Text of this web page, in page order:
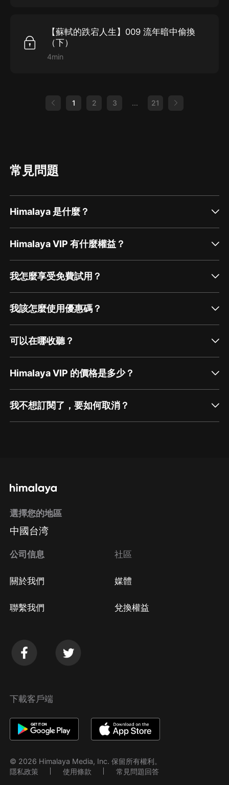
【蘇軾的跌宕人生】009 流年暗中偷換
（下）
4min
1 2 3 ... 21
常見問題
Himalaya 是什麼？
Himalaya VIP 有什麼權益？
我怎麼享受免費試用？
我該怎麼使用優惠碼？
可以在哪收聽？
Himalaya VIP 的價格是多少？
我不想訂閱了，要如何取消？
方法 Google Play取消訂閱方法
選擇您的地區
中國台湾
公司信息
關於我們
聯繫我們
社區
媒體
兌換權益
下載客戶端
© 2026 Himalaya Media, Inc. 保留所有權利。
隱私政策
使用條款 常見問題回答